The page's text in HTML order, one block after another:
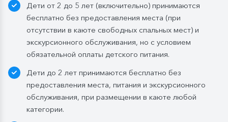
напиток (1 стакан, 200 мл). На выбор: вино красное /
белое / игристое (1 бокал, 125 мл) / водка (1
Бутилированная вода в каюте:
Каюты класса «Люкс» и «Полулюкс»:
ежедневное пополнение — 1 бутылка (0,5 л.) в день;
Стандартные каюты:
день посадки:
— в рейсах до 4 дней включительно: 1 бутылка (0,5
л.) при одноместном размещении, 1 бутылка (1,5 л.)
Дети от 2 до 5 лет (включительно) принимаются
бесплатно без предоставления места (при
отсутствии в каюте свободных спальных мест) и
экскурсионного обслуживания, но с условием
обязательной оплаты детского питания.
Дети до 2 лет принимаются бесплатно без
предоставления места, питания и экскурсионного
обслуживания, при размещении в каюте любой
категории.